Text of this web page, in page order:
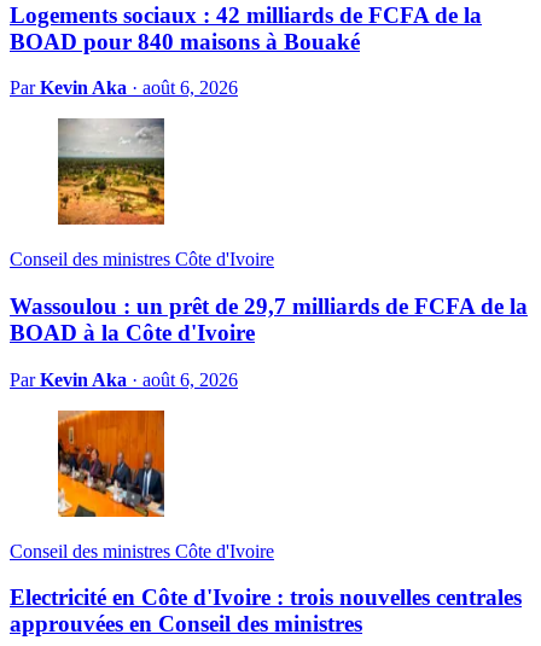
Logements sociaux : 42 milliards de FCFA de la
BOAD pour 840 maisons à Bouaké
ParKevin Aka · août 6, 2026
Conseil des ministres Côte d'Ivoire
Wassoulou : un prêt de 29,7 milliards de FCFA de la
BOAD à la Côte d'Ivoire
ParKevin Aka · août 6, 2026
Conseil des ministres Côte d'Ivoire
Electricité en Côte d'Ivoire : trois nouvelles centrales
approuvées en Conseil des ministres